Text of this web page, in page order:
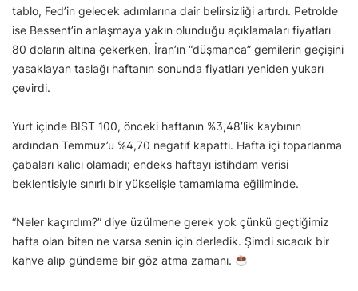
tablo, Fed’in gelecek adımlarına dair belirsizliği artırdı. Petrolde
ise Bessent’in anlaşmaya yakın olunduğu açıklamaları fiyatları
80 doların altına çekerken, İran’ın “düşmanca” gemilerin geçişini
yasaklayan taslağı haftanın sonunda fiyatları yeniden yukarı
çevirdi.
Yurt içinde BIST 100, önceki haftanın %3,48’lik kaybının
ardından Temmuz’u %4,70 negatif kapattı. Hafta içi toparlanma
çabaları kalıcı olamadı; endeks haftayı istihdam verisi
beklentisiyle sınırlı bir yükselişle tamamlama eğiliminde.
“Neler kaçırdım?” diye üzülmene gerek yok çünkü geçtiğimiz
hafta olan biten ne varsa senin için derledik. Şimdi sıcacık bir
kahve alıp gündeme bir göz atma zamanı.